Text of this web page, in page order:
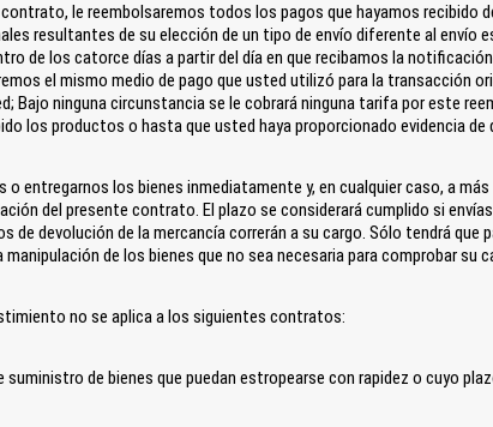
le reembolsaremos todos los pagos que hayamos recibido
resultantes de su elección de un tipo de envío diferente al envío
de los catorce días a partir del día en que recibamos la
el mismo medio de pago que usted utilizó para la transacción
Bajo ninguna circunstancia se le cobrará ninguna tarifa por este
los productos o hasta que usted haya proporcionado evidencia
o entregarnos los bienes inmediatamente y, en cualquier caso, a
del presente contrato. El plazo se considerará cumplido si
de devolución de la mercancía correrán a su cargo. Sólo tendrá que
manipulación de los bienes que no sea necesaria para comprobar su
no se aplica a los siguientes contratos:
de bienes que puedan estropearse con rapidez o cuyo